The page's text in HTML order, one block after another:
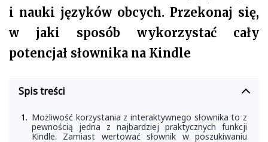
i nauki języków obcych. Przekonaj się,
w jaki sposób wykorzystać cały
potencjał słownika na Kindle
Spis treści
Możliwość korzystania z interaktywnego słownika to z
pewnością jedna z najbardziej praktycznych funkcji
Kindle. Zamiast wertować słownik w poszukiwaniu